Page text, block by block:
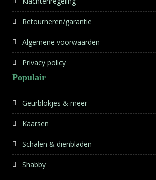
Retourneren/garantie
Algemene voorwaarden
Privacy policy
Populair
Geurblokjes & meer
Kaarsen
Schalen & dienbladen
Shabby